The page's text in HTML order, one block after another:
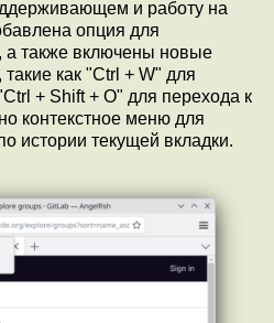
и работу на
опция для
а также включены новые
как "Ctrl + W" для
+ Shift + O" для перехода к
контекстное меню для
истории текущей вкладки.